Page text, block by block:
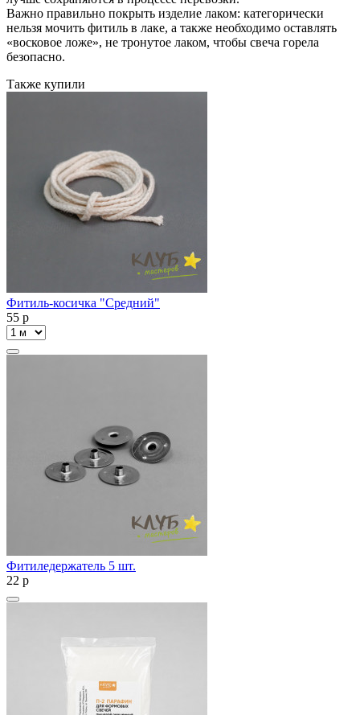
Важно правильно покрыть изделие лаком: категорически
нельзя мочить фитиль в лаке, а также необходимо оставлять
«восковое ложе», не тронутое лаком, чтобы свеча горела
безопасно.
Также купили
Фитиль-косичка "Средний"
55 p
Фитиледержатель 5 шт.
22 p